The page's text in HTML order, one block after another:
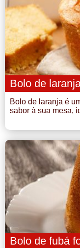
Bolo de
Bolo de laranja é
sabor à sua mesa,
Bolo de fubá